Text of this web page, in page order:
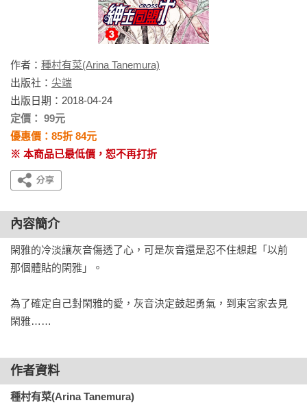
作者： 種村有菜(Arina Tanemura)
出版社： 尖端
出版日期：2018-04-24
定價： 99元
優惠價：85折 84元
※ 本商品已最低價，恕不再打折
內容簡介
閑雅的冷淡讓灰音傷透了心，可是灰音還是忍不住想起「以前
那個體貼的閑雅」。
為了確定自己對閑雅的愛，灰音決定鼓起勇氣，到東宮家去見
閑雅……
作者資料
種村有菜(Arina Tanemura)